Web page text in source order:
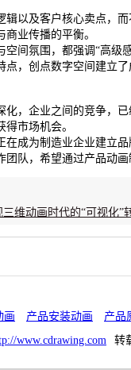
以及客户核心卖点，
业传播的平衡。
间氛围，都强调“高级
，创点数字空间建立
，企业之间的竞争，
市场机会。
成为制造业企业建立品
队，希望通过产品动
维动画时代的“可视化”
画 产品安装动画 产品
www.cdrawing.com 转